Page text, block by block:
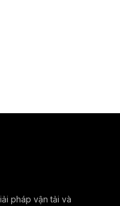
pháp vận tải và